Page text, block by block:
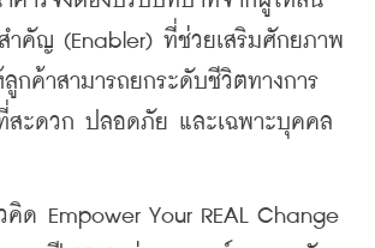
ำคัญ (Enabler) ที่ช่วยเสริมศักยภาพ
กค้าสามารถยกระดับชีวิตทางการ
ที่สะดวก ปลอดภัย และเฉพาะบุคคล
Empower Your REAL Change